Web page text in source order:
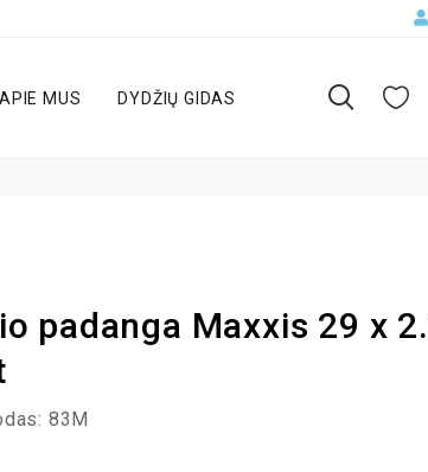
APIE MUS DYDŽIŲ GIDAS
padanga Maxxis 29 x
83M